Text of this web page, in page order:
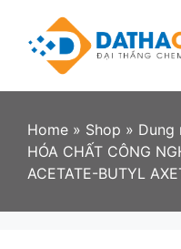
content
Home » Shop » Dung
HÓA CHẤT CÔNG
ACETATE-BUTYL